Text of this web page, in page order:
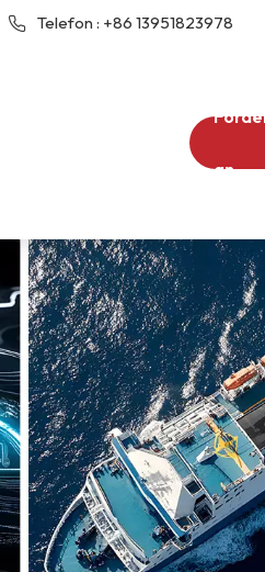
Telefon : +86 13951823978
an